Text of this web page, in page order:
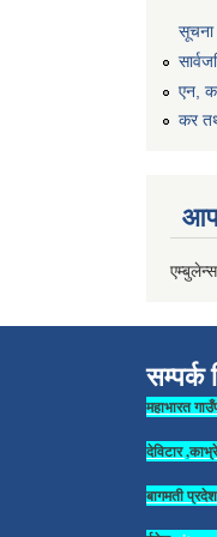
सूचना
एन,
कर
सम्पर्क
महाभारत
देविटार
बागमती